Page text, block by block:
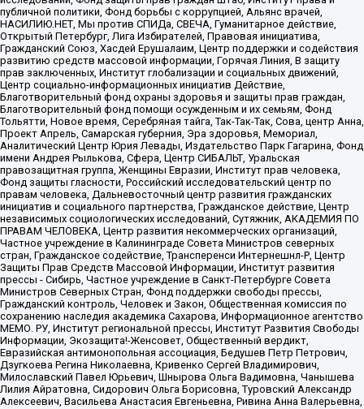
публичной политики, Фонд борьбы с коррупцией, Альянс врачей,
НАСИЛИЮ.НЕТ, Мы против СПИДа, СВЕЧА, Гуманитарное действие,
Открытый Петербург, Лига Избирателей, Правовая инициатива,
Гражданский Союз, Хасдей Ерушалаим, Центр поддержки и содействия
развитию средств массовой информации, Горячая Линия, В защиту
прав заключенных, Институт глобализации и социальных движений,
Центр социально-информационных инициатив Действие,
Благотворительный фонд охраны здоровья и защиты прав граждан,
Благотворительный фонд помощи осужденным и их семьям, Фонд
Тольятти, Новое время, Серебряная тайга, Так-Так-Так, Сова, центр Анна,
Проект Апрель, Самарская губерния, Эра здоровья, Мемориал,
Аналитический Центр Юрия Левады, Издательство Парк Гагарина, Фонд
имени Андрея Рылькова, Сфера, Центр СИБАЛЬТ, Уральская
правозащитная группа, Женщины Евразии, Институт прав человека,
Фонд защиты гласности, Российский исследовательский центр по
правам человека, Дальневосточный центр развития гражданских
инициатив и социального партнерства, Гражданское действие, Центр
независимых социологических исследований, Сутяжник, АКАДЕМИЯ ПО
ПРАВАМ ЧЕЛОВЕКА, Центр развития некоммерческих организаций,
Частное учреждение в Калининграде Совета Министров северных
стран, Гражданское содействие, Трансперенси Интернешнл-Р, Центр
Защиты Прав Средств Массовой Информации, Институт развития
прессы - Сибирь, Частное учреждение в Санкт-Петербурге Совета
Министров Северных Стран, Фонд поддержки свободы прессы,
Гражданский контроль, Человек и Закон, Общественная комиссия по
сохранению наследия академика Сахарова, Информационное агентство
МЕМО. РУ, Институт региональной прессы, Институт Развития Свободы
Информации, Экозащита!-Женсовет, Общественный вердикт,
Евразийская антимонопольная ассоциация, Бедушев Петр Петрович,
Дзугкоева Регина Николаевна, Кривенко Сергей Владимирович,
Милославский Павел Юрьевич, Шнырова Ольга Вадимовна, Чанышева
Лилия Айратовна, Сидорович Ольга Борисовна, Туровский Александр
Алексеевич, Васильева Анастасия Евгеньевна, Ривина Анна Валерьевна,